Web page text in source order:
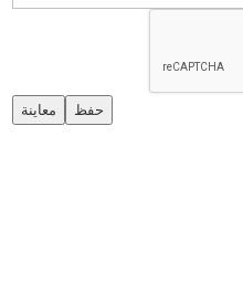
حفظ معاينة